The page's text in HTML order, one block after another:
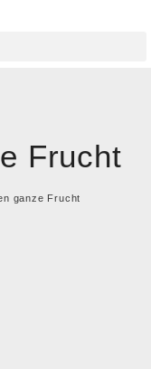
Frucht
ganze Frucht